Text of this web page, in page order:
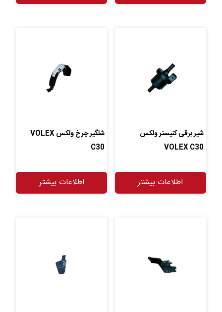
شیر برقی کنیستر ولکس
VOLEX C30
اطلاعات بیشتر
شلگیر چرخ ولکس VOLEX
C30
اطلاعات بیشتر